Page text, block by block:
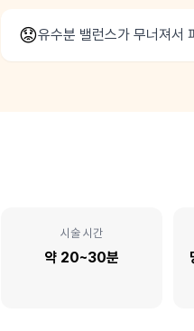
😟유수분 밸런스가 무너져서
시술 시간
약 20~30분